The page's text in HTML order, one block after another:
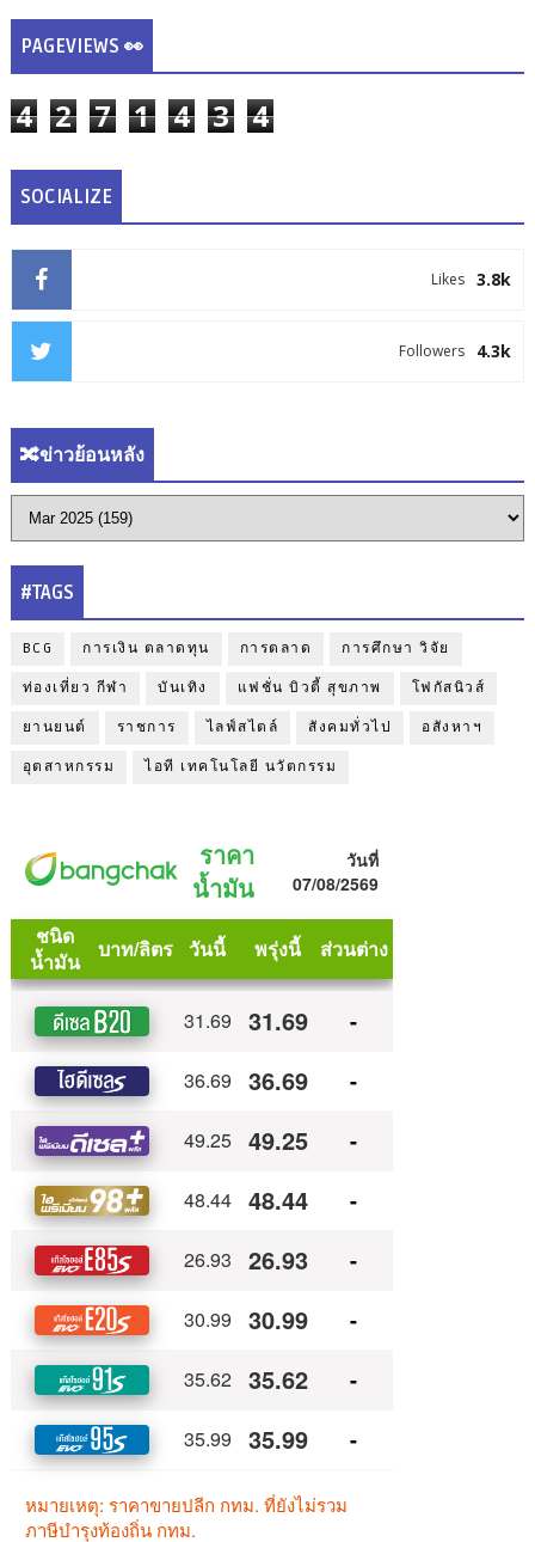
PAGEVIEWS 👀
4 2 7 1 4 3 4
SOCIALIZE
3.8k
Likes
4.3k
Followers
🔀ข่าวย้อนหลัง
#TAGS
BCG การเงิน ตลาดทุน การตลาด การศึกษา วิจัย
ท่องเที่ยว กีฬา บันเทิง แฟชั่น บิวตี้ สุขภาพ โฟกัสนิวส์
ยานยนต์ ราชการ ไลฟ์สไตล์ สังคมทั่วไป อสังหาฯ
อุตสาหกรรม ไอที เทคโนโลยี นวัตกรรม